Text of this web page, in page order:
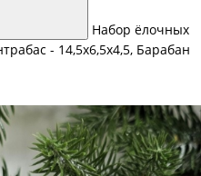
Набор ёлочных
- 14,5х6,5х4,5, Барабан